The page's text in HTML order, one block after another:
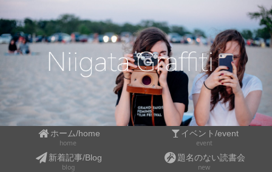
ホーム/home
home
イベント/event
event
新着記事/Blog
blog
題名のない読書会
new